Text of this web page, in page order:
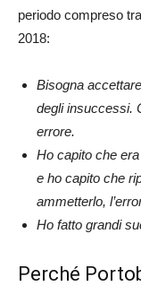
periodo compreso
2018:
Bisogna
degli insuccessi.
errore.
Ho capito che
e ho capito che
ammetterlo,
Ho fatto grandi
Perché